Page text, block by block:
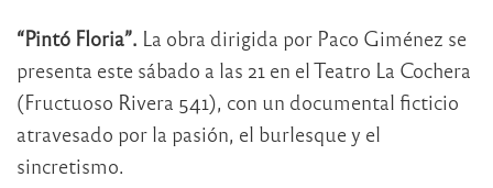
“Pintó Floria”. La obra dirigida por Paco Giménez se
presenta este sábado a las 21 en el Teatro La Cochera
(Fructuoso Rivera 541), con un documental ficticio
atravesado por la pasión, el burlesque y el
sincretismo.